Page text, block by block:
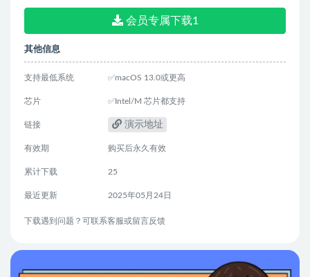
会员专属下载1
其他信息
支持最低系统 ✅macOS 13.0或更高
芯片 ✅Intel/M 芯片都支持
链接 演示地址
有效期 购买后永久有效
累计下载 25
最近更新 2025年05月24日
下载遇到问题？可联系客服或留言反馈